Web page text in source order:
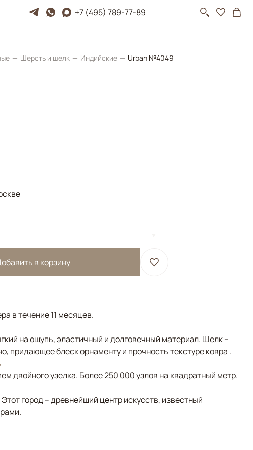
+7 (495) 789-77-89
Шерсть и шелк Индийские Urban №4049
в корзину
в течение 11 месяцев.
на ощупь, эластичный и долговечный материал. Шелк –
придающее блеск орнаменту и прочность текстуре ковра .
двойного узелка. Более 250 000 узлов на квадратный метр.
город – древнейший центр искусств, известный